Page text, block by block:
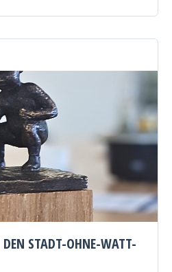
STADT-OHNE-WATT-